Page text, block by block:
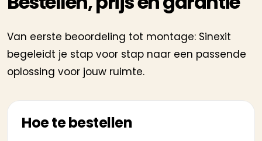
Van eerste beoordeling tot montage: Sinexit
begeleidt je stap voor stap naar een passende
oplossing voor jouw ruimte.
Hoe te bestellen